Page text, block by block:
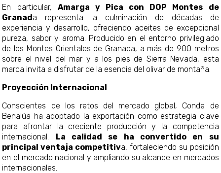
En particular, Amarga y Pica con DOP Montes de
Granada representa la culminación de décadas de
experiencia y desarrollo, ofreciendo aceites de excepcional
pureza, sabor y aroma. Producido en el entorno privilegiado
de los Montes Orientales de Granada, a más de 900 metros
sobre el nivel del mar y a los pies de Sierra Nevada, esta
marca invita a disfrutar de la esencia del olivar de montaña.
Proyección Internacional
Conscientes de los retos del mercado global, Conde de
Benalúa ha adoptado la exportación como estrategia clave
para afrontar la creciente producción y la competencia
internacional. La calidad se ha convertido en su
principal ventaja competitiva, fortaleciendo su posición
en el mercado nacional y ampliando su alcance en mercados
internacionales.